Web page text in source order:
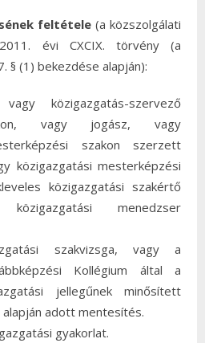
feltétele (a közszolgálati
évi CXCIX. törvény (a
§ (1) bekezdése alapján):
vagy közigazgatás-szervező
vagy jogász, vagy
szakon szerzett
közigazgatási mesterképzési
közigazgatási szakértő
menedzser
szakvizsga, vagy a
Kollégium által a
jellegűnek minősített
adott mentesítés.
gyakorlat.